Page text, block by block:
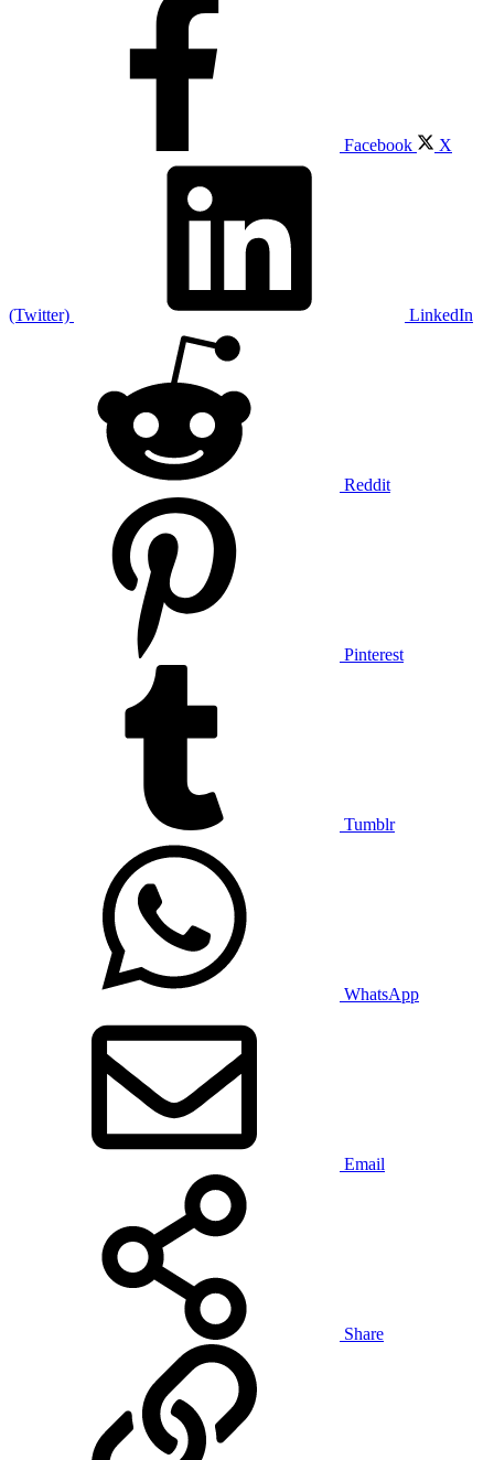
Facebook X
(Twitter) LinkedIn
Reddit
Pinterest
Tumblr
WhatsApp
Email
Share